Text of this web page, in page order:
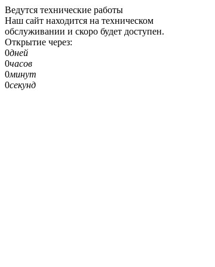
Ведутся технические работы
Наш сайт находится на техническом
обслуживании и скоро будет доступен.
Открытие через:
0дней
0часов
0минут
0секунд